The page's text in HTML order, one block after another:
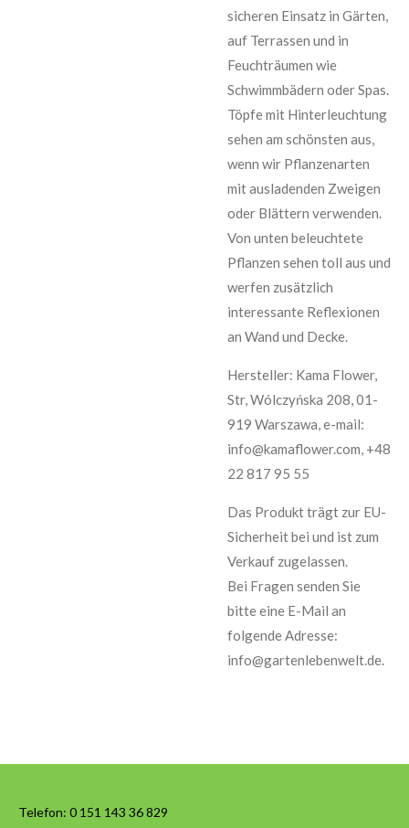
sicheren Einsatz in Gärten,
auf Terrassen und in
Feuchträumen wie
Schwimmbädern oder Spas.
Töpfe mit Hinterleuchtung
sehen am schönsten aus,
wenn wir Pflanzenarten
mit ausladenden Zweigen
oder Blättern verwenden.
Von unten beleuchtete
Pflanzen sehen toll aus und
werfen zusätzlich
interessante Reflexionen
an Wand und Decke.
Hersteller: Kama Flower,
Str, Wólczyńska 208, 01-
919 Warszawa, e-mail:
info@kamaflower.com, +48
22 817 95 55
Das Produkt trägt zur EU-
Sicherheit bei und ist zum
Verkauf zugelassen.
Bei Fragen senden Sie
bitte eine E-Mail an
folgende Adresse:
info@gartenlebenwelt.de.
Telefon: 0 151 143 36 829